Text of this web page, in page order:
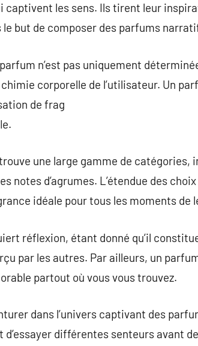
captivent les sens. Ils tirent leur
le but de composer des parfums
n’est pas uniquement
chimie corporelle de l’utilisateur. Un
de frag
une large gamme de catégories,
notes d’agrumes. L’étendue des
idéale pour tous les moments de
réflexion, étant donné qu’il
par les autres. Par ailleurs, un
partout où vous vous trouvez.
dans l’univers captivant des
différentes senteurs avant